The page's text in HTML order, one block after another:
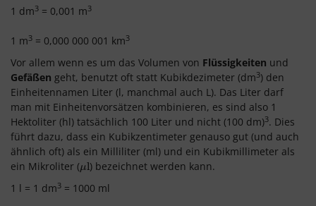
1 dm3 = 0,001 m3
1 m3 = 0,000 000 001 km3
Vor allem wenn es um das Volumen von Flüssigkeiten und
Gefäßen geht, benutzt oft statt Kubikdezimeter (dm3) den
Einheitennamen Liter (l, manchmal auch L). Das Liter darf
man mit Einheitenvorsätzen kombinieren, es sind also 1
Hektoliter (hl) tatsächlich 100 Liter und nicht (100 dm)3. Dies
führt dazu, dass ein Kubikzentimeter genauso gut (und auch
ähnlich oft) als ein Milliliter (ml) und ein Kubikmillimeter als
ein Mikroliter (μl
μl) bezeichnet werden kann.
1 l = 1 dm3 = 1000 ml